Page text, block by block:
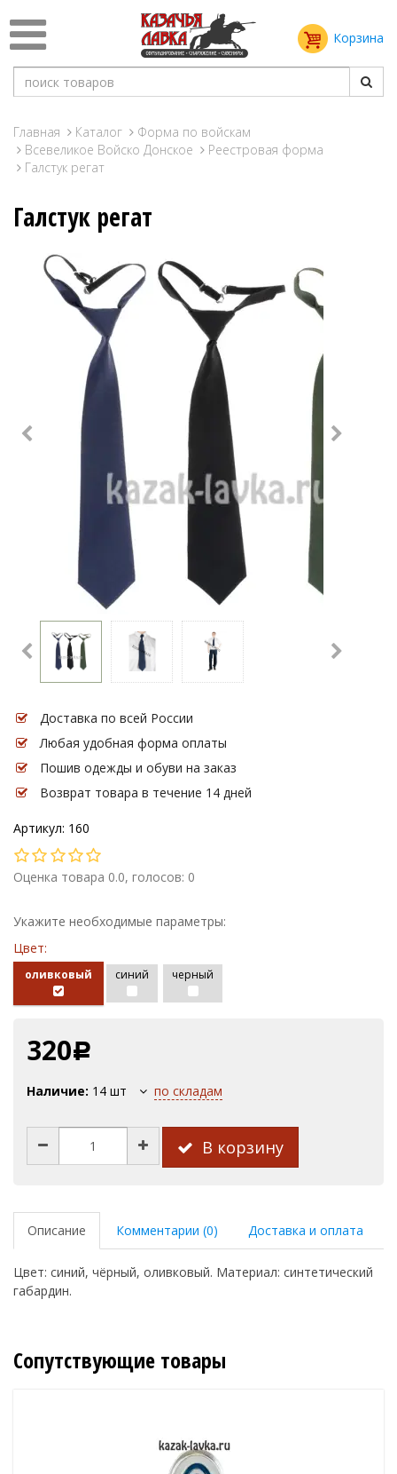
Корзина
Главная Каталог
Форма по войскам
Всевеликое Войско Донское
Реестровая форма
Галстук регат
Галстук регат
Доставка по всей России
Любая удобная форма оплаты
Пошив одежды и обуви на заказ
Возврат товара в течение 14 дней
Артикул: 160
Оценка товара 0.0, голосов: 0
Укажите необходимые параметры:
Цвет:
оливковый синий черный
320Р
Наличие: 14 шт по складам
В корзину
Описание Комментарии (0) Доставка и оплата
Цвет: синий, чёрный, оливковый. Материал: синтетический
габардин.
Сопутствующие товары